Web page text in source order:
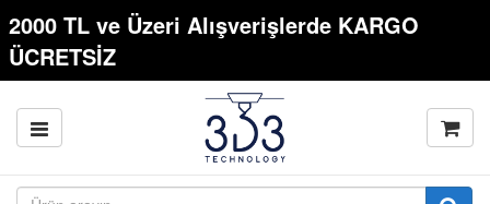
2000 TL ve Üzeri Alışverişlerde KARGO
ÜCRETSİZ